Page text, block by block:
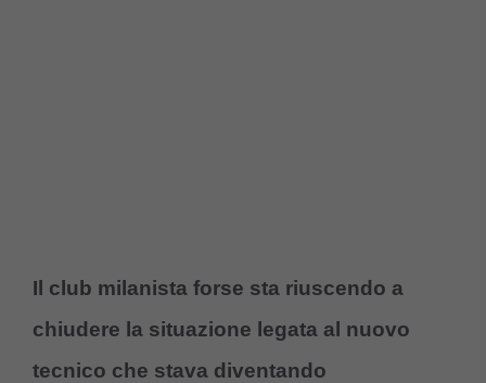
Il club milanista forse sta riuscendo a
chiudere la situazione legata al nuovo
tecnico che stava diventando